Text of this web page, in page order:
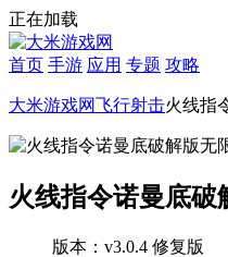
正在加载
首页 手游 应用 专题 攻略
大米游戏网飞行射击火线指
火线指令诺曼底破
版本：v3.0.4 修复版